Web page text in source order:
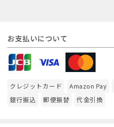
お支払いについて
クレジットカード Amazon Pay
銀行振込
郵便振替 代金引換